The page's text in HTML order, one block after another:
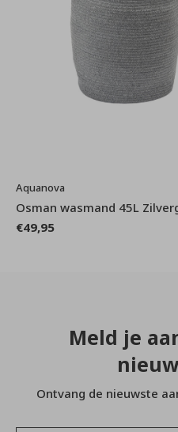
Aquanova
Osman wasmand 45L
€49,95
Meld je
Ontvang de nieuwste